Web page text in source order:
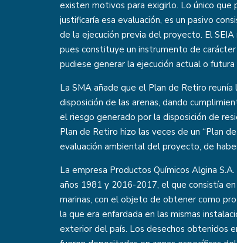
existen motivos para exigirlo. Lo único que
justificaría esa evaluación, es un pasivo
de la ejecución previa del proyecto. El
pues constituye un instrumento de
pudiese generar la ejecución actual o
La SMA añade que el Plan de Retiro
disposición de las arenas, dando
el riesgo generado por la disposición de
Plan de Retiro hizo las veces de un “Plan
evaluación ambiental del proyecto, de
La empresa Productos Químicos Algina
años 1981 y 2016-2017, el que consistía
marinas, con el objeto de obtener como
la que era enfardada en las mismas
exterior del país. Los desechos obtenidos